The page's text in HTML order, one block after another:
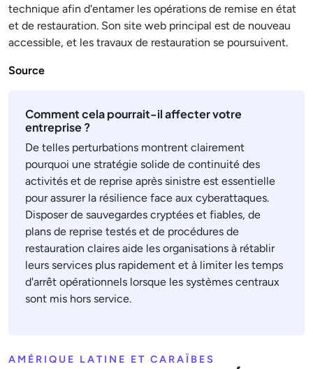
technique afin d'entamer les opérations de remise en état
et de restauration. Son site web principal est de nouveau
accessible, et les travaux de restauration se poursuivent.
Source
Comment cela pourrait-il affecter votre
entreprise ?
De telles perturbations montrent clairement
pourquoi une stratégie solide de continuité des
activités et de reprise après sinistre est essentielle
pour assurer la résilience face aux cyberattaques.
Disposer de sauvegardes cryptées et fiables, de
plans de reprise testés et de procédures de
restauration claires aide les organisations à rétablir
leurs services plus rapidement et à limiter les temps
d'arrêt opérationnels lorsque les systèmes centraux
sont mis hors service.
AMÉRIQUE LATINE ET CARAÏBES